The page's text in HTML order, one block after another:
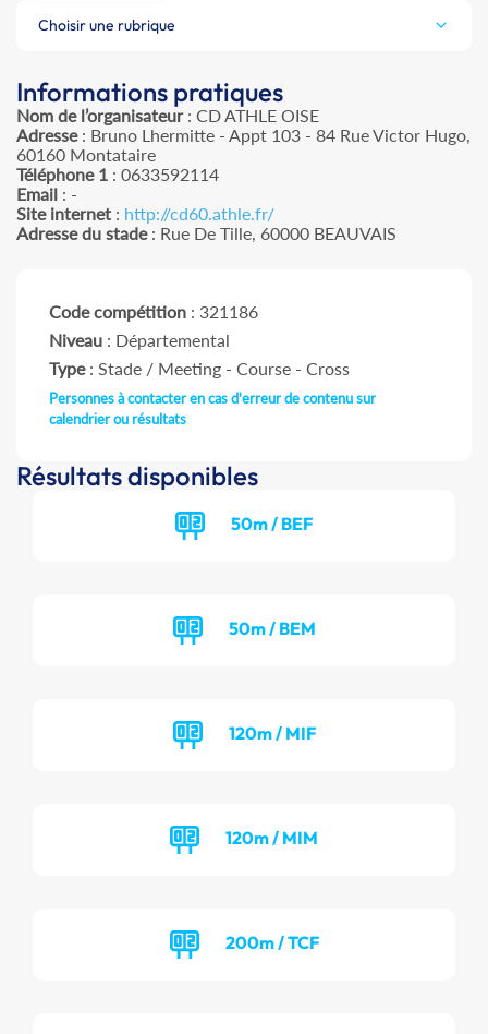
Choisir une rubrique
Informations pratiques
Nom de l’organisateur: CD ATHLE OISE
Adresse: Bruno Lhermitte - Appt 103 - 84 Rue Victor Hugo,
60160 Montataire
Téléphone 1 : 0633592114
Email : -
Site internet : http://cd60.athle.fr/
Adresse du stade: Rue De Tille, 60000 BEAUVAIS
Code compétition : 321186
Niveau : Départemental
Type: Stade / Meeting - Course - Cross
Personnes à contacter en cas d'erreur de contenu sur
calendrier ou résultats
Résultats disponibles
50m / BEF
50m / BEM
120m / MIF
120m / MIM
200m / TCF